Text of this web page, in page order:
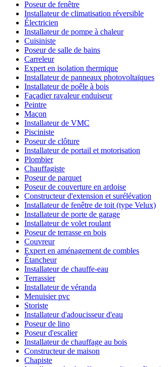
Poseur de fenêtre
Installateur de climatisation réversible
Électricien
Installateur de pompe à chaleur
Cuisiniste
Poseur de salle de bains
Carreleur
Expert en isolation thermique
Installateur de panneaux photovoltaïques
Installateur de poêle à bois
Façadier ravaleur enduiseur
Peintre
Maçon
Installateur de VMC
Pisciniste
Poseur de clôture
Installateur de portail et motorisation
Plombier
Chauffagiste
Poseur de parquet
Poseur de couverture en ardoise
Constructeur d'extension et surélévation
Installateur de fenêtre de toit (type Velux)
Installateur de porte de garage
Installateur de volet roulant
Poseur de terrasse en bois
Couvreur
Expert en aménagement de combles
Étancheur
Installateur de chauffe-eau
Terrassier
Installateur de véranda
Menuisier pvc
Storiste
Installateur d'adoucisseur d'eau
Poseur de lino
Poseur d'escalier
Installateur de chauffage au bois
Constructeur de maison
Chapiste